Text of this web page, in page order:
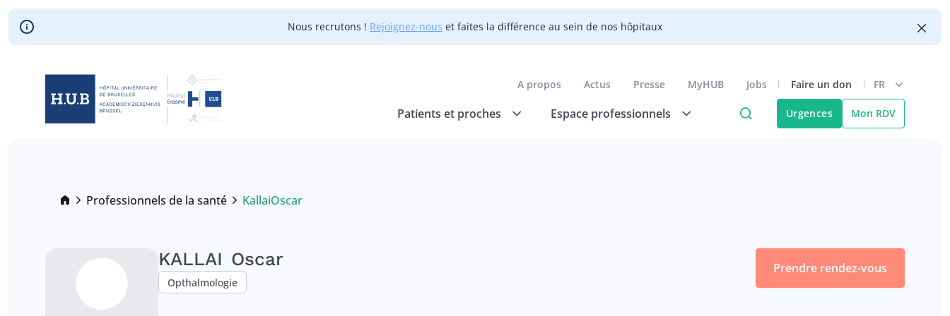
Skip to main content
Nous recrutons ! Rejoignez-nous et faites la différence au sein de nos hôpitaux
A propos Actus Presse MyHUB Jobs Faire un don FR
Patients et proches Espace professionnels Urgences Mon RDV
Breadcrumb
Professionnels de la santé
Current:
KallaiOscar
KALLAI Oscar
Opthalmologie
Prendre rendez-vous